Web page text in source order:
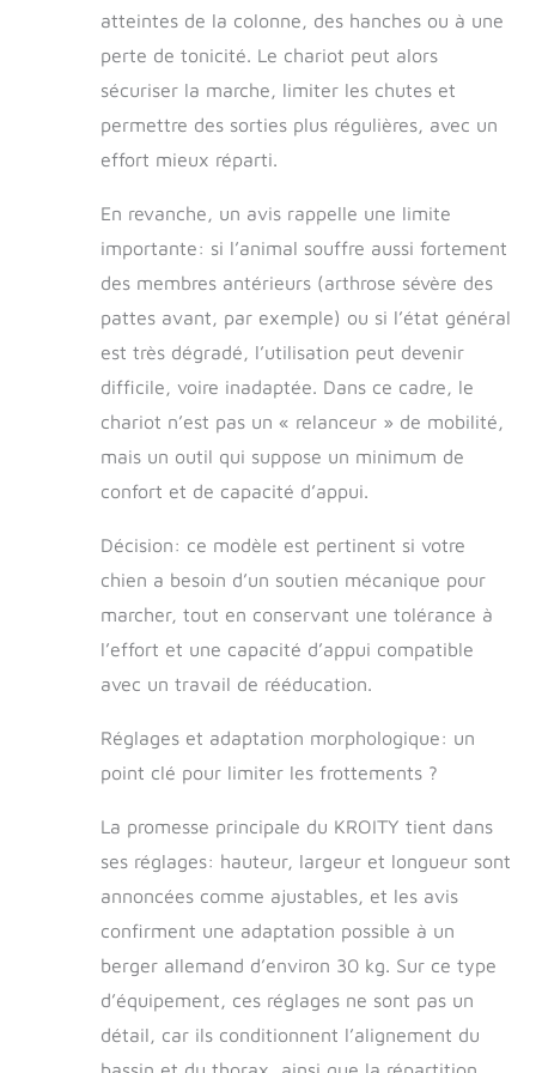
à marcher normalement de manière
correcte et indépendante, à
vie normale. 【Matériau élevé】
Roues pour chien en alliage
d'aluminium léger, solides et
durables. Matériau en mousse anti-
friction pour les jambes qui est solide
et durable, sûr et respectueux de
l'environnement et sans danger pour
la peau. (Assurez-vous de mesurer
d'acheter pour choisir la taille de
fauteuil roulant la plus appropriée
pour lui.) 【Garantie de qualité】
Garantie de remboursement à 100%,
si vous n'êtes pas satisfait de la
qualité des produits, veuillez nous en
informer. Votre suggestion nous
aidera à améliorer les produits et à
nous sommes disposés à vous
envoyer un nouveau produit ou un
remboursement complet.
atteintes de la colonne, des hanches ou à une
perte de tonicité. Le chariot peut alors
sécuriser la marche, limiter les chutes et
permettre des sorties plus régulières, avec un
effort mieux réparti.
En revanche, un avis rappelle une limite
importante: si l’animal souffre aussi fortement
des membres antérieurs (arthrose sévère des
pattes avant, par exemple) ou si l’état général
est très dégradé, l’utilisation peut devenir
difficile, voire inadaptée. Dans ce cadre, le
chariot n’est pas un « relanceur » de mobilité,
mais un outil qui suppose un minimum de
confort et de capacité d’appui.
Décision: ce modèle est pertinent si votre
chien a besoin d’un soutien mécanique pour
marcher, tout en conservant une tolérance à
l’effort et une capacité d’appui compatible
avec un travail de rééducation.
Réglages et adaptation morphologique: un
point clé pour limiter les frottements ?
La promesse principale du KROITY tient dans
ses réglages: hauteur, largeur et longueur sont
annoncées comme ajustables, et les avis
confirment une adaptation possible à un
berger allemand d’environ 30 kg. Sur ce type
d’équipement, ces réglages ne sont pas un
détail, car ils conditionnent l’alignement du